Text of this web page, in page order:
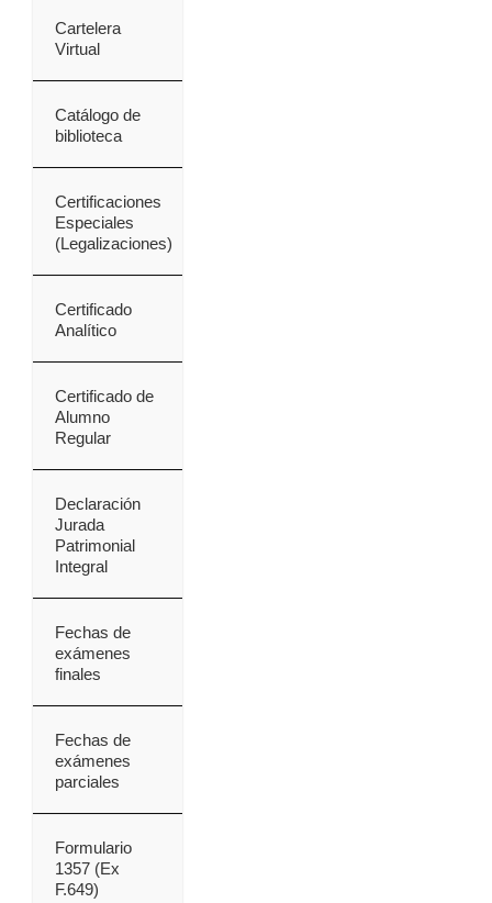
Cartelera
Virtual
Catálogo de
biblioteca
Certificaciones
Especiales
(Legalizaciones)
Certificado
Analítico
Certificado de
Alumno
Regular
Declaración
Jurada
Patrimonial
Integral
Fechas de
exámenes
finales
Fechas de
exámenes
parciales
Formulario
1357 (Ex
F.649)